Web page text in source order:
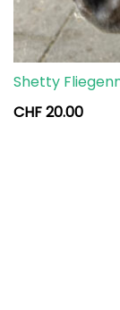
Shetty
CHF20.00